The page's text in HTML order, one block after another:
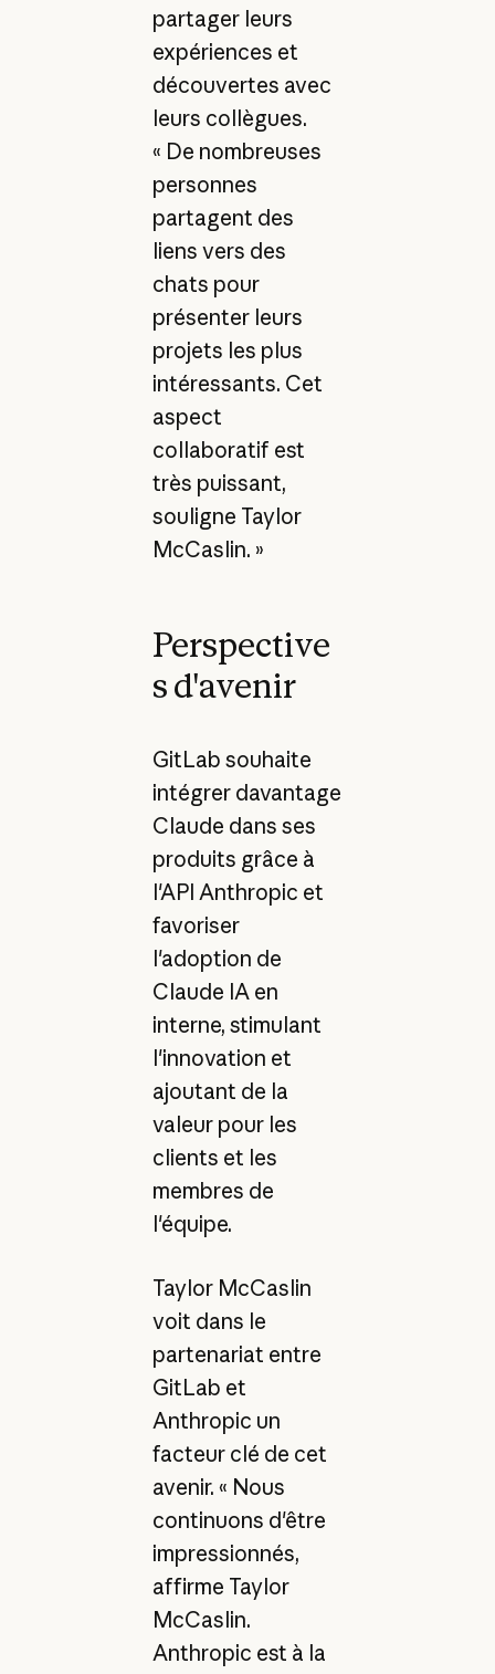
partager leurs
expériences et
découvertes avec
leurs collègues.
« De nombreuses
personnes
partagent des
liens vers des
chats pour
présenter leurs
projets les plus
intéressants. Cet
aspect
collaboratif est
très puissant,
souligne Taylor
McCaslin. »
Perspective
s d'avenir
GitLab souhaite
intégrer davantage
Claude dans ses
produits grâce à
l'API Anthropic et
favoriser
l'adoption de
Claude IA en
interne, stimulant
l'innovation et
ajoutant de la
valeur pour les
clients et les
membres de
l'équipe.
Taylor McCaslin
voit dans le
partenariat entre
GitLab et
Anthropic un
facteur clé de cet
avenir. « Nous
continuons d'être
impressionnés,
affirme Taylor
McCaslin.
Anthropic est à la